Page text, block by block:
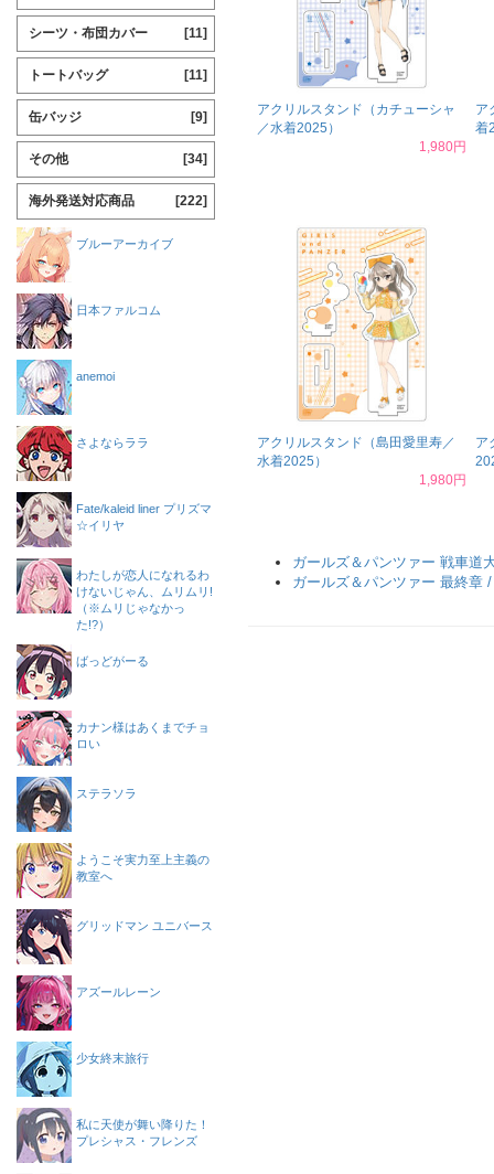
アクリルスタンド（カチューシャ
／水着2025）
1,980円
ア
着
アクリルスタンド（島田愛里寿／
水着2025）
1,980円
ア
ガールズ＆パンツァー 戦車道
ガールズ＆パンツァー 最終章
シーツ・布団カバー [11]
トートバッグ [11]
缶バッジ [9]
その他 [34]
海外発送対応商品 [222]
ブルーアーカイブ
日本ファルコム
anemoi
さよならララ
Fate/kaleid liner プリズマ
☆イリヤ
わたしが恋人になれるわ
けないじゃん、ムリムリ!
（※ムリじゃなかっ
た!?）
ばっどがーる
カナン様はあくまでチョ
ロい
ステラソラ
ようこそ実力至上主義の
教室へ
グリッドマン ユニバース
アズールレーン
少女終末旅行
私に天使が舞い降りた！
プレシャス・フレンズ